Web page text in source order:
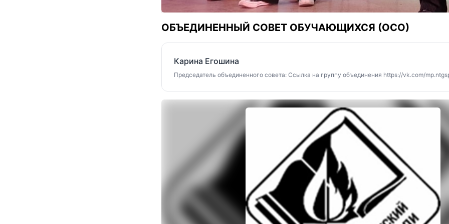
ОБЪЕДИНЕННЫЙ СОВЕТ ОБУЧАЮЩИХСЯ (ОСО)
Карина Егошина
Председатель объединенного совета: Ссылка на группу объединения https://vk.com/